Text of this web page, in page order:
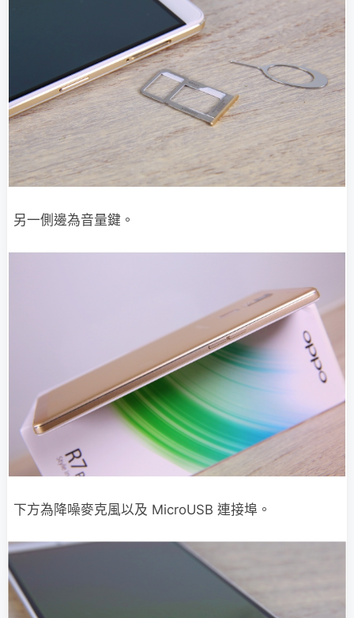
另一側邊為音量鍵。
下方為降噪麥克風以及 MicroUSB 連接埠。